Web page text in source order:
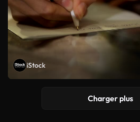
iStock
Charger plus